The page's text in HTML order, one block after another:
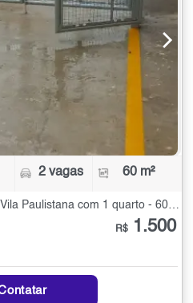
2 vagas 60 m²
Casa Térrea para Alugar na Vila Paulistana com 1 quarto - 60 m²
R$ 1.500